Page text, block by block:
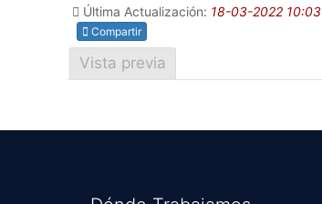
Última Actualización: 18-03-2022 10:03
Compartir
Vista previa